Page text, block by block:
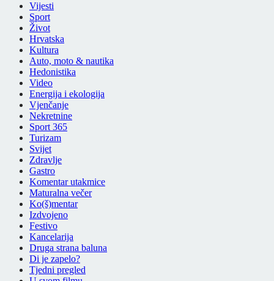
Vijesti
Sport
Život
Hrvatska
Kultura
Auto, moto & nautika
Hedonistika
Video
Energija i ekologija
Vjenčanje
Nekretnine
Sport 365
Turizam
Svijet
Zdravlje
Gastro
Komentar utakmice
Maturalna večer
Ko(š)mentar
Izdvojeno
Festivo
Kancelarija
Druga strana baluna
Di je zapelo?
Tjedni pregled